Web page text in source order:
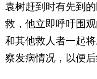
袁树赶到时有先到
救，他立即呼吁围
和其他救人者一起
察发病情况，以便后